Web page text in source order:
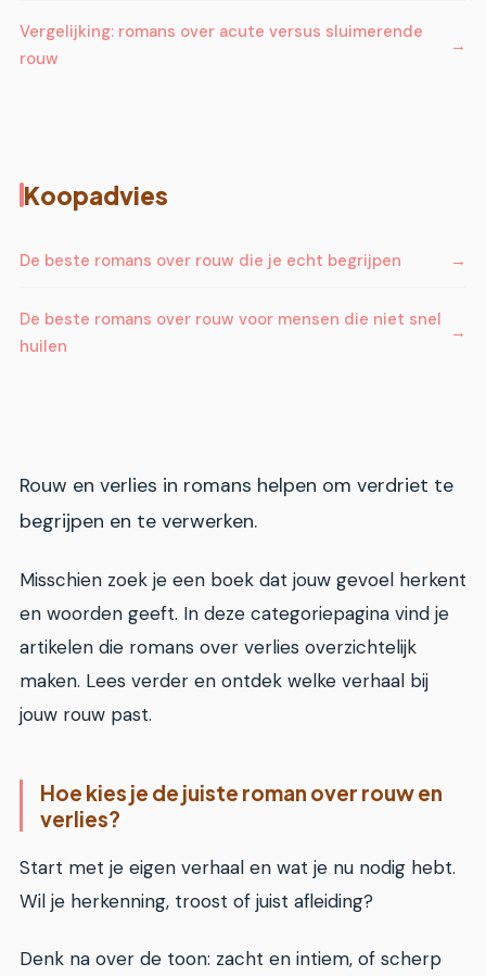
Vergelijking: romans over acute versus sluimerende
rouw
Koopadvies
De beste romans over rouw die je echt begrijpen
De beste romans over rouw voor mensen die niet snel
huilen
Rouw en verlies in romans helpen om verdriet te
begrijpen en te verwerken.
Misschien zoek je een boek dat jouw gevoel herkent
en woorden geeft. In deze categoriepagina vind je
artikelen die romans over verlies overzichtelijk
maken. Lees verder en ontdek welke verhaal bij
jouw rouw past.
Hoe kies je de juiste roman over rouw en
verlies?
Start met je eigen verhaal en wat je nu nodig hebt.
Wil je herkenning, troost of juist afleiding?
Denk na over de toon: zacht en intiem, of scherp